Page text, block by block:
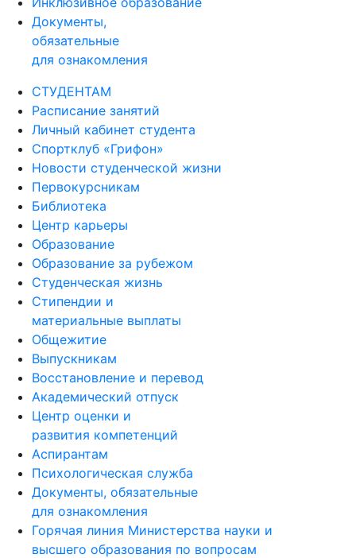
Документы,
обязательные
для ознакомления
СТУДЕНТАМ
Расписание занятий
Личный кабинет студента
Спортклуб «Грифон»
Новости студенческой жизни
Первокурсникам
Библиотека
Центр карьеры
Образование
Образование за рубежом
Студенческая жизнь
Стипендии и
материальные выплаты
Общежитие
Выпускникам
Восстановление и перевод
Академический отпуск
Центр оценки и
развития компетенций
Аспирантам
Психологическая служба
Документы, обязательные
для ознакомления
Горячая линия Министерства науки и
высшего образования по вопросам